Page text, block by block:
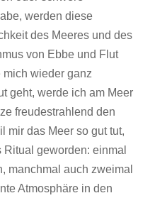
werden diese
des Meeres und des
von Ebbe und Flut
wieder ganz
geht, werde ich am Meer
freudestrahlend den
mir das Meer so gut tut,
geworden: einmal
manchmal auch zweimal
Atmosphäre in den